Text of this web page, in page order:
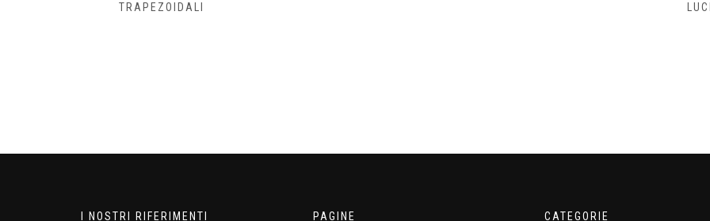
TRAPEZOIDALI
I NOSTRI RIFERIMENTI PAGINE CATEGORIE